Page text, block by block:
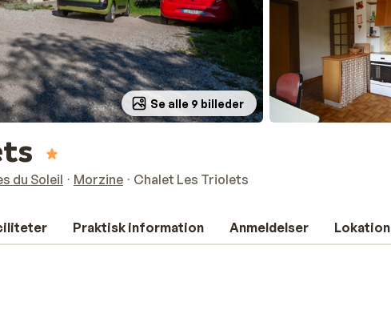
Se alle 9 billeder
du Soleil Morzine Chalet Les Triolets
Praktisk information Anmeldelser Lokation